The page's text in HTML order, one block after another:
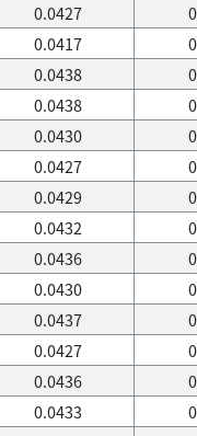
0.0427
0.0417
0.0438
0.0438
0.0430
0.0427
0.0429
0.0432
0.0436
0.0430
0.0437
0.0427
0.0436
0.0433